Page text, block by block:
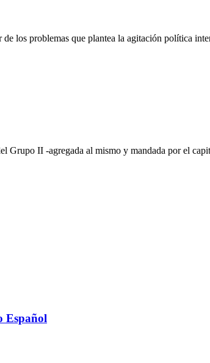
los problemas que plantea la agitación política
Grupo II -agregada al mismo y mandada por el
Español